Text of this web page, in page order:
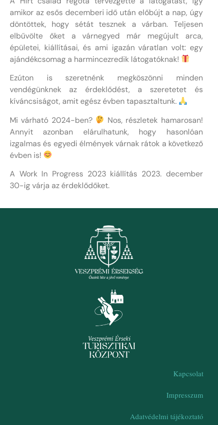
amikor az esős decemberi idő után előbújt a nap, úgy
döntöttek, hogy sétát tesznek a várban. Teljesen
elbűvölte őket a várnegyed már megújult arca,
épületei, kiállításai, és ami igazán váratlan volt: egy
ajándékcsomag a harmincezredik látogatóknak!
Ezúton is szeretnénk megköszönni minden
vendégünknek az érdeklődést, a szeretetet és
kíváncsiságot, amit egész évben tapasztaltunk.
Mi várható 2024-ben?
Nos, részletek hamarosan!
Annyit azonban elárulhatunk, hogy hasonlóan
izgalmas és egyedi élmények várnak rátok a következő
évben is!
A Work In Progress 2023 kiállítás 2023. december
30-ig várja az érdeklődőket.
Kapcsolat
Impresszum
Adatvédelmi tájékoztató